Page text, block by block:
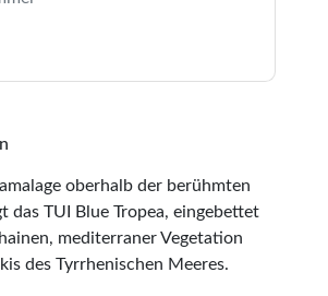
oberhalb der berühmten
das TUI Blue Tropea, eingebettet
mediterraner Vegetation
des Tyrrhenischen Meeres.